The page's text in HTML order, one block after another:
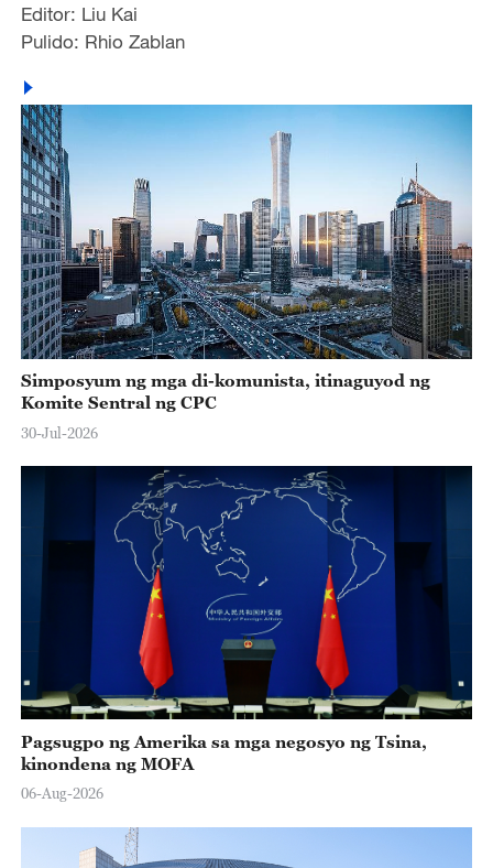
Editor: Liu Kai
Pulido: Rhio Zablan
Simposyum ng mga di-komunista, itinaguyod ng
Komite Sentral ng CPC
30-Jul-2026
Pagsugpo ng Amerika sa mga negosyo ng Tsina,
kinondena ng MOFA
06-Aug-2026